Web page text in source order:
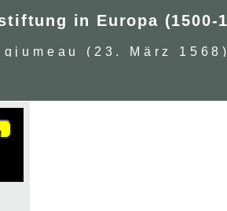
(23. März 1568)